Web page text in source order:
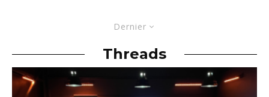
Dernier
Threads